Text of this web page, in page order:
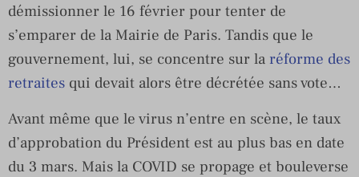
démissionner le 16 février pour tenter de
s’emparer de la Mairie de Paris. Tandis que le
gouvernement, lui, se concentre sur la réforme des
retraites qui devait alors être décrétée sans vote…
Avant même que le virus n’entre en scène, le taux
d’approbation du Président est au plus bas en date
du 3 mars. Mais la COVID se propage et bouleverse